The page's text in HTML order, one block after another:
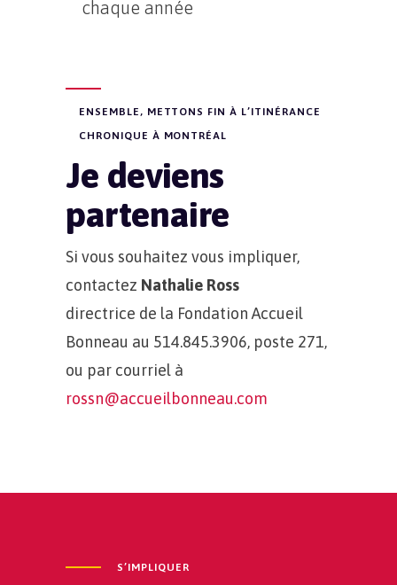
chaque année
ENSEMBLE, METTONS FIN À L’ITINÉRANCE
CHRONIQUE À MONTRÉAL
Je deviens
partenaire
Si vous souhaitez vous impliquer,
contactez Nathalie Ross
directrice de la Fondation Accueil
Bonneau au 514.845.3906, poste 271,
ou par courriel à
rossn@accueilbonneau.com
S’IMPLIQUER